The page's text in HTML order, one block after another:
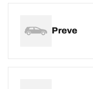
Preve